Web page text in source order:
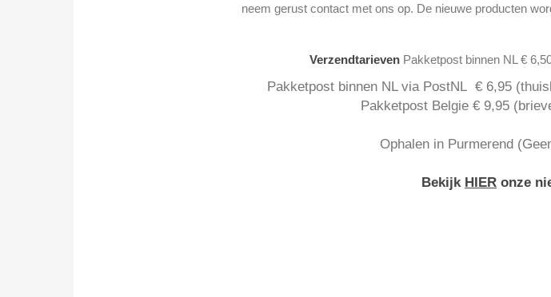
neem gerust contact met ons op. De nieuwe producten
Verzendtarieven Pakketpost binnen NL €
Pakketpost binnen NL via PostNL € 6,95
Pakketpost Belgie € 9,95
Ophalen in Purmerend
Bekijk HIER onze